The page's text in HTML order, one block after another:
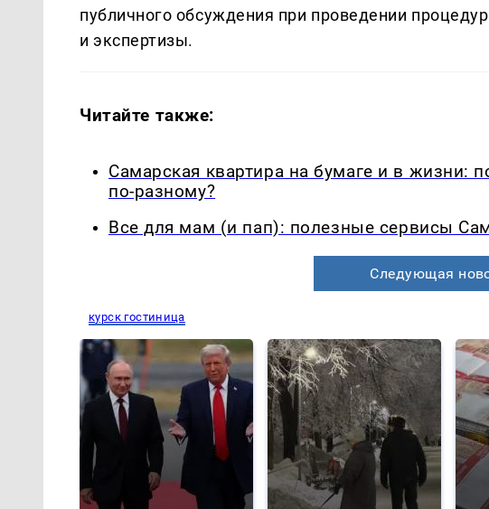
публичного обсуждения при проведении
и экспертизы.
Читайте также:
Самарская квартира на бумаге и в жизни:
по-разному?
Все для мам (и пап): полезные сервисы
Следующая
курск гостиница